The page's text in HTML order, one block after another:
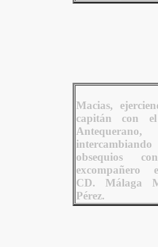
Macias,
capitán con
Antequerano,
intercambiando
obsequios
excompañero
CD. Málaga
Pérez.